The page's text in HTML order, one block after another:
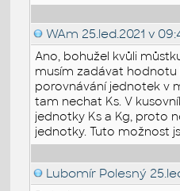
WAm 25.led.2021 v
Ano, bohužel kvůli
musím zadávat hodnotu
porovnávání jednotek v
tam nechat Ks. V
jednotky Ks a Kg, proto
jednotky. Tuto možnost
Lubomír Polesný